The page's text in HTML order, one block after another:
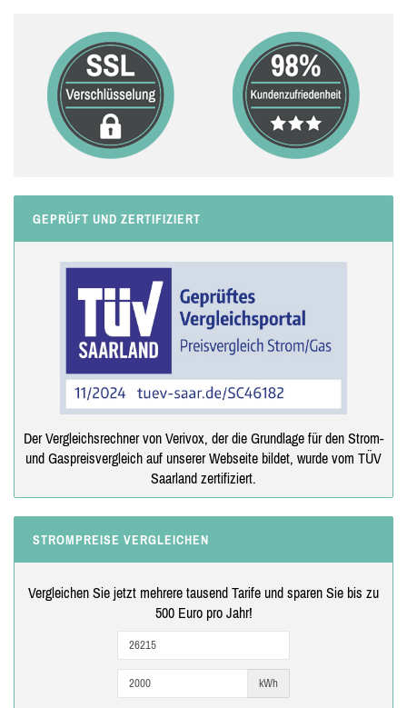
GEPRÜFT UND ZERTIFIZIERT
Der Vergleichsrechner von Verivox, der die Grundlage für den Strom-
und Gaspreisvergleich auf unserer Webseite bildet, wurde vom TÜV
Saarland zertifiziert.
STROMPREISE VERGLEICHEN
Vergleichen Sie jetzt mehrere tausend Tarife und sparen Sie bis zu
500 Euro pro Jahr!
kWh